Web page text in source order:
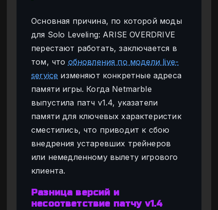
Основная причина, по которой моды
для Solo Leveling: ARISE OVERDRIVE
перестают работать, заключается в
том, что обновления по модели live-
service изменяют конкретные адреса
памяти игры. Когда Netmarble
выпустила патч v1.4, указатели
памяти для ключевых характеристик
сместились, что приводит к сбою
внедрения устаревших трейнеров
или немедленному вылету игрового
клиента.
Разница версий и
несоответствие патчу v1.4